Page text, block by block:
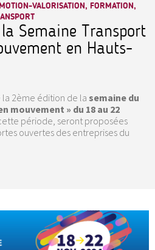
VALORISATION, FORMATION,
Semaine Transport
en Hauts-
la 2ème édition de la semaine du
mouvement » du 18 au 22
période, seront proposées
ouvertes des entreprises du